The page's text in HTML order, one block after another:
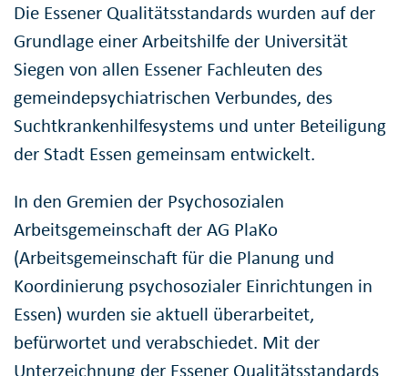
Die Essener Qualitätsstandards wurden auf der
Grundlage einer Arbeitshilfe der Universität
Siegen von allen Essener Fachleuten des
gemeindepsychiatrischen Verbundes, des
Suchtkrankenhilfesystems und unter Beteiligung
der Stadt Essen gemeinsam entwickelt.
In den Gremien der Psychosozialen
Arbeitsgemeinschaft der AG PlaKo
(Arbeitsgemeinschaft für die Planung und
Koordinierung psychosozialer Einrichtungen in
Essen) wurden sie aktuell überarbeitet,
befürwortet und verabschiedet. Mit der
Unterzeichnung der Essener Qualitätsstandards